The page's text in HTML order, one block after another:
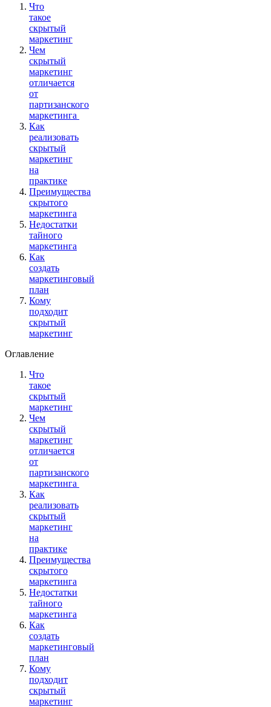
Что
такое
скрытый
маркетинг
Чем
скрытый
маркетинг
отличается
от
партизанского
маркетинга
Как
реализовать
скрытый
маркетинг
на
практике
Преимущества
скрытого
маркетинга
Недостатки
тайного
маркетинга
Как
создать
маркетинговый
план
Кому
подходит
скрытый
маркетинг
Оглавление
Что
такое
скрытый
маркетинг
Чем
скрытый
маркетинг
отличается
от
партизанского
маркетинга
Как
реализовать
скрытый
маркетинг
на
практике
Преимущества
скрытого
маркетинга
Недостатки
тайного
маркетинга
Как
создать
маркетинговый
план
Кому
подходит
скрытый
маркетинг